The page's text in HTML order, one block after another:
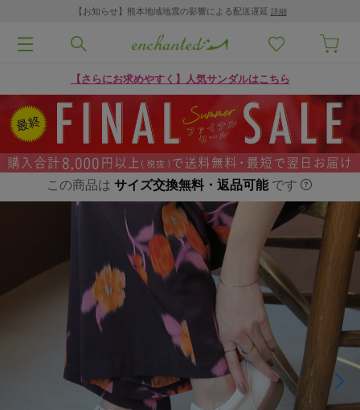
【お知らせ】熊本地域地震の影響による配送遅延 詳細
【さらにお求めやすく】人気サンダルはこちら
この商品は サイズ交換無料・返品可能 です